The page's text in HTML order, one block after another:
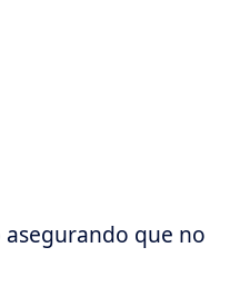
que no